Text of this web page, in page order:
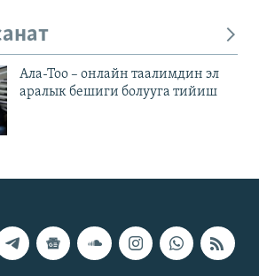
Ала-Тоо – онлайн таалимдин эл
аралык бешиги болууга тийиш